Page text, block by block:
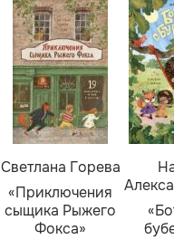
Светлана Горева
«Приключения
сыщика Рыжего
Фокса»